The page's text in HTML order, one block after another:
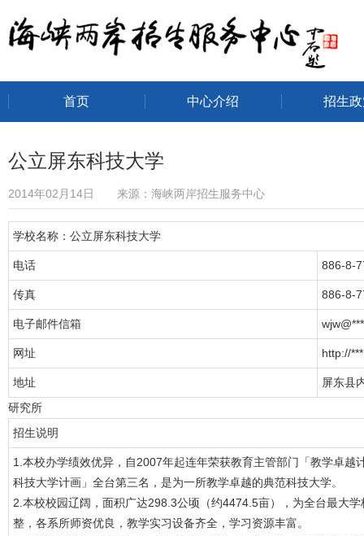
海峡两岸招生服务中心
首页 中心介绍 招生
公立屏东科技大学
2014年02月14日 来源：海峡两岸招生服务中心
学校名称：公立屏东科技大学
电话 886-8-
传真 886-8-
电子邮件信箱 wjw@***
网址 http://***
地址
屏东县
研究所
招生说明
1.本校办学绩效优异，自2007年起连年荣获教育主管部门「教学卓
科技大学计画」全台第三名，是为一所教学卓越的典范科技大学。
2.本校校园辽阔，面积广达298.3公顷（约4474.5亩），为全台最大
整，各系所师资优良，教学实习设备齐全，学习资源丰富。